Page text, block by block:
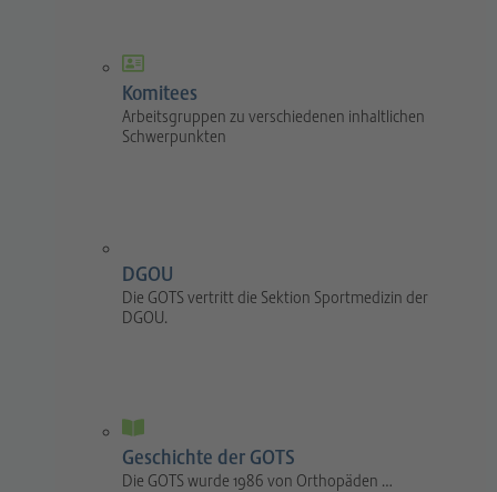
Komitees
Arbeitsgruppen zu verschiedenen inhaltlichen
Schwerpunkten
DGOU
Die GOTS vertritt die Sektion Sportmedizin der
DGOU.
Geschichte der GOTS
Die GOTS wurde 1986 von Orthopäden …